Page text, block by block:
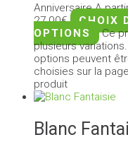
AnniversaireA
27,00€
CHOIX
OPTIONS
Ce
plusieurs
options peuvent
choisies sur la
produit
Blanc